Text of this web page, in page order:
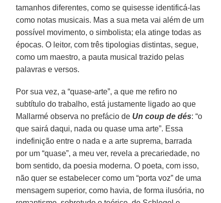
tamanhos diferentes, como se quisesse identificá-las
como notas musicais. Mas a sua meta vai além de um
possível movimento, o simbolista; ela atinge todas as
épocas. O leitor, com três tipologias distintas, segue,
como um maestro, a pauta musical trazido pelas
palavras e versos.
Por sua vez, a “quase-arte”, a que me refiro no
subtítulo do trabalho, está justamente ligado ao que
Mallarmé observa no prefácio de Un coup de dés: “o
que sairá daqui, nada ou quase uma arte”. Essa
indefinição entre o nada e a arte suprema, barrada
por um “quase”, a meu ver, revela a precariedade, no
bom sentido, da poesia moderna. O poeta, com isso,
não quer se estabelecer como um “porta voz” de uma
mensagem superior, como havia, de forma ilusória, no